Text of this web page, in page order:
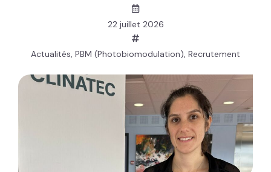
22 juillet 2026
Actualités, PBM (Photobiomodulation), Recrutement